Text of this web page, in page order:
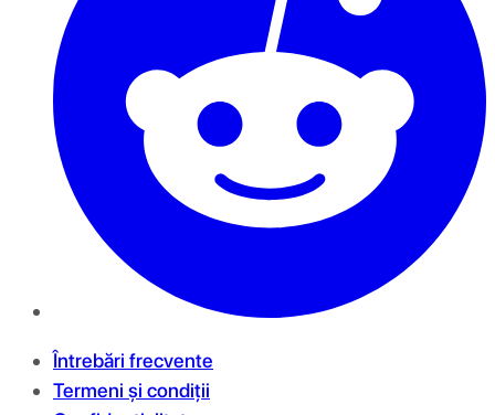
Întrebări frecvente
Termeni și condiții